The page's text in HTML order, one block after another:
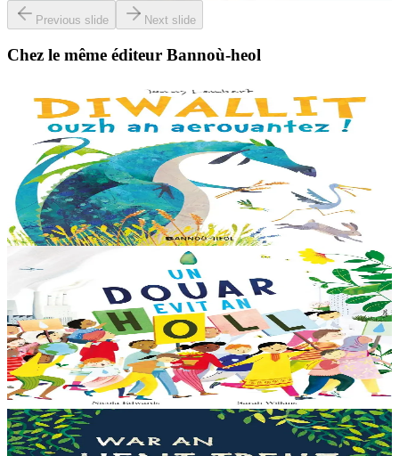
Previous slide Next slide
Chez le même éditeur Bannoù-heol
Bannoù-heol
Look out, it's a Dragon!
Eflammez la dragonne est en quête d'une nouvelle maison. Mais
quand elle trouve la forêt parfaite, elle n'est pas la bienvenue...
"Ouste ! On ne veut pas de...
En stock13,00 €
Bannoù-heol
Like the Ocean We Rise
Notre planète est immense et magnifique, mais elle a besoin de notre
aide – elle a besoin de moi, elle a besoin de vous. Cet album illustré,
qui arrive à point...
En stock
13,00 €
3 ans et plus
Bannoù-heol